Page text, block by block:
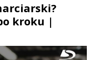
kroku |